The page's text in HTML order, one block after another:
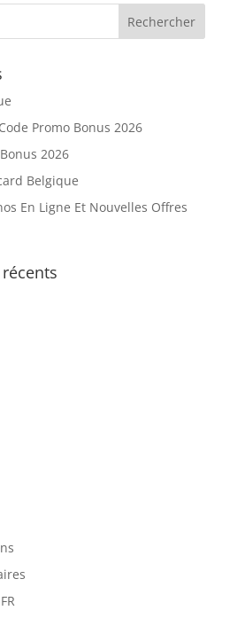
Promo Bonus 2026
2026
Belgique
En Ligne Et Nouvelles Offres